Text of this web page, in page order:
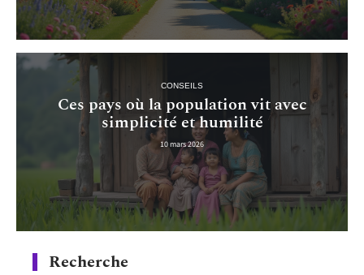
CONSEILS
Ces pays où la population vit avec
simplicité et humilité
10 mars 2026
Recherche